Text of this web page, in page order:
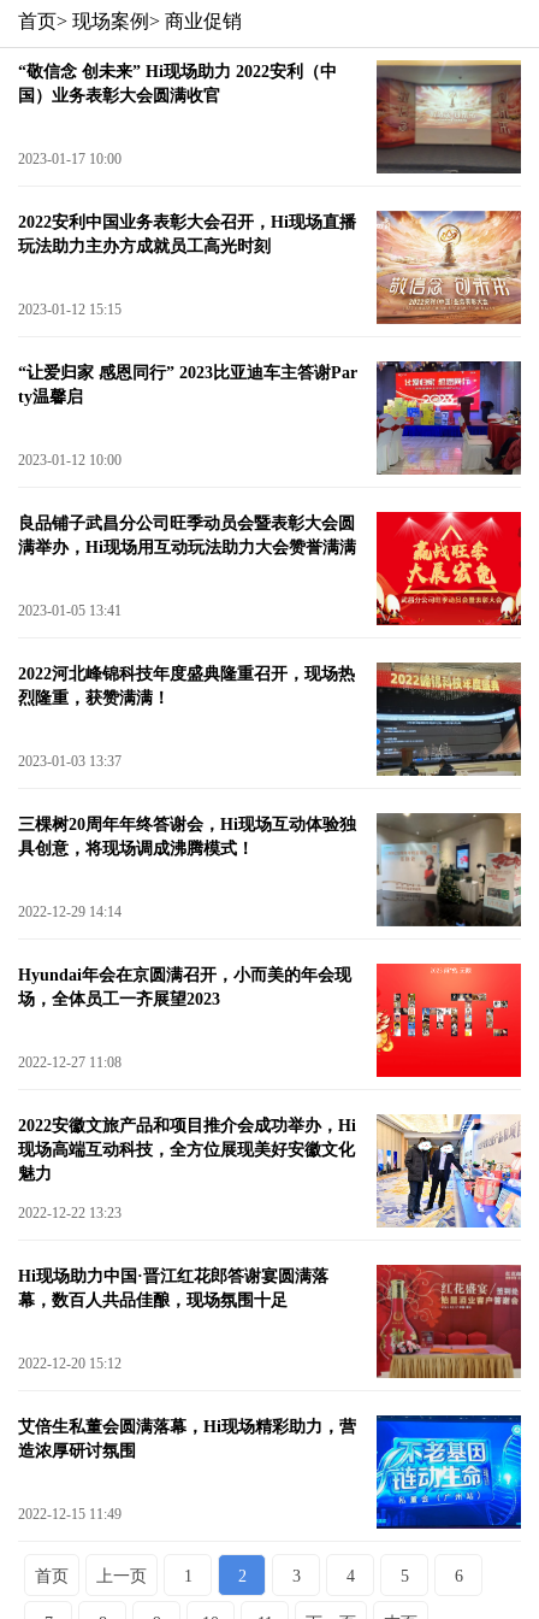
首页> 现场案例> 商业促销
“敬信念 创未来” Hi现场助力 2022安利（中
国）业务表彰大会圆满收官
2023-01-17 10:00
2022安利中国业务表彰大会召开，Hi现场直播
玩法助力主办方成就员工高光时刻
2023-01-12 15:15
“让爱归家 感恩同行” 2023比亚迪车主答谢Par
ty温馨启
2023-01-12 10:00
良品铺子武昌分公司旺季动员会暨表彰大会圆
满举办，Hi现场用互动玩法助力大会赞誉满满
2023-01-05 13:41
2022河北峰锦科技年度盛典隆重召开，现场热
烈隆重，获赞满满！
2023-01-03 13:37
三棵树20周年年终答谢会，Hi现场互动体验独
具创意，将现场调成沸腾模式！
2022-12-29 14:14
Hyundai年会在京圆满召开，小而美的年会现
场，全体员工一齐展望2023
2022-12-27 11:08
2022安徽文旅产品和项目推介会成功举办，Hi
现场高端互动科技，全方位展现美好安徽文化
魅力
2022-12-22 13:23
Hi现场助力中国·晋江红花郎答谢宴圆满落
幕，数百人共品佳酿，现场氛围十足
2022-12-20 15:12
艾倍生私董会圆满落幕，Hi现场精彩助力，营
造浓厚研讨氛围
2022-12-15 11:49
首页 上一页 1 2 3 4 5 6